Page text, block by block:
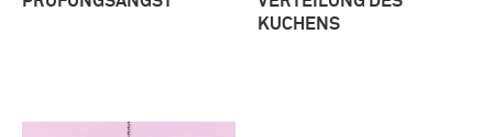
KUCHENS